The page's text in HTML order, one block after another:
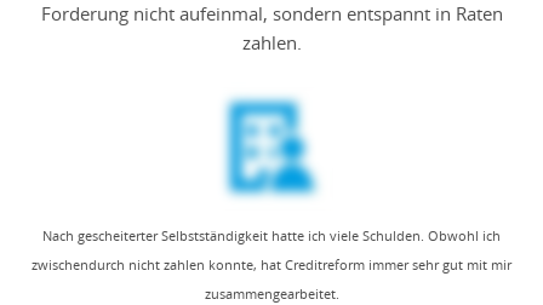
Forderung nicht aufeinmal, sondern entspannt in Raten
zahlen.
Nach gescheiterter Selbstständigkeit hatte ich viele Schulden. Obwohl ich
zwischendurch nicht zahlen konnte, hat Creditreform immer sehr gut mit mir
zusammengearbeitet.